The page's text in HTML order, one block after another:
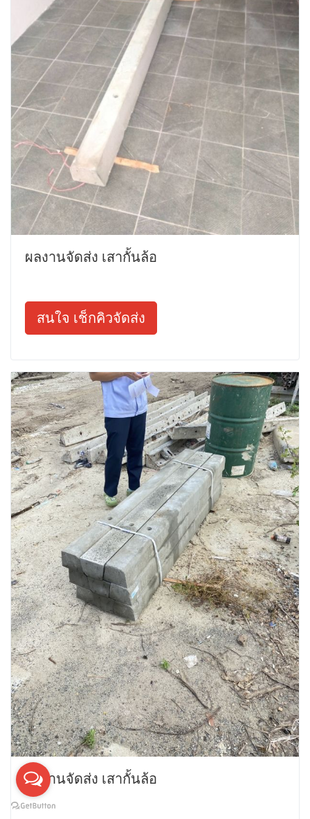
ผลงานจัดส่ง เสากั้นล้อ
สนใจ เช็กคิวจัดส่ง
ผลงานจัดส่ง เสากั้นล้อ